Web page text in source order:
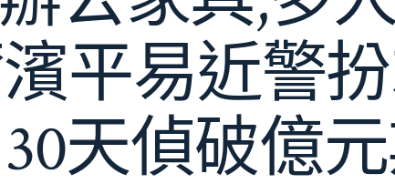
平易近警
30天偵破億